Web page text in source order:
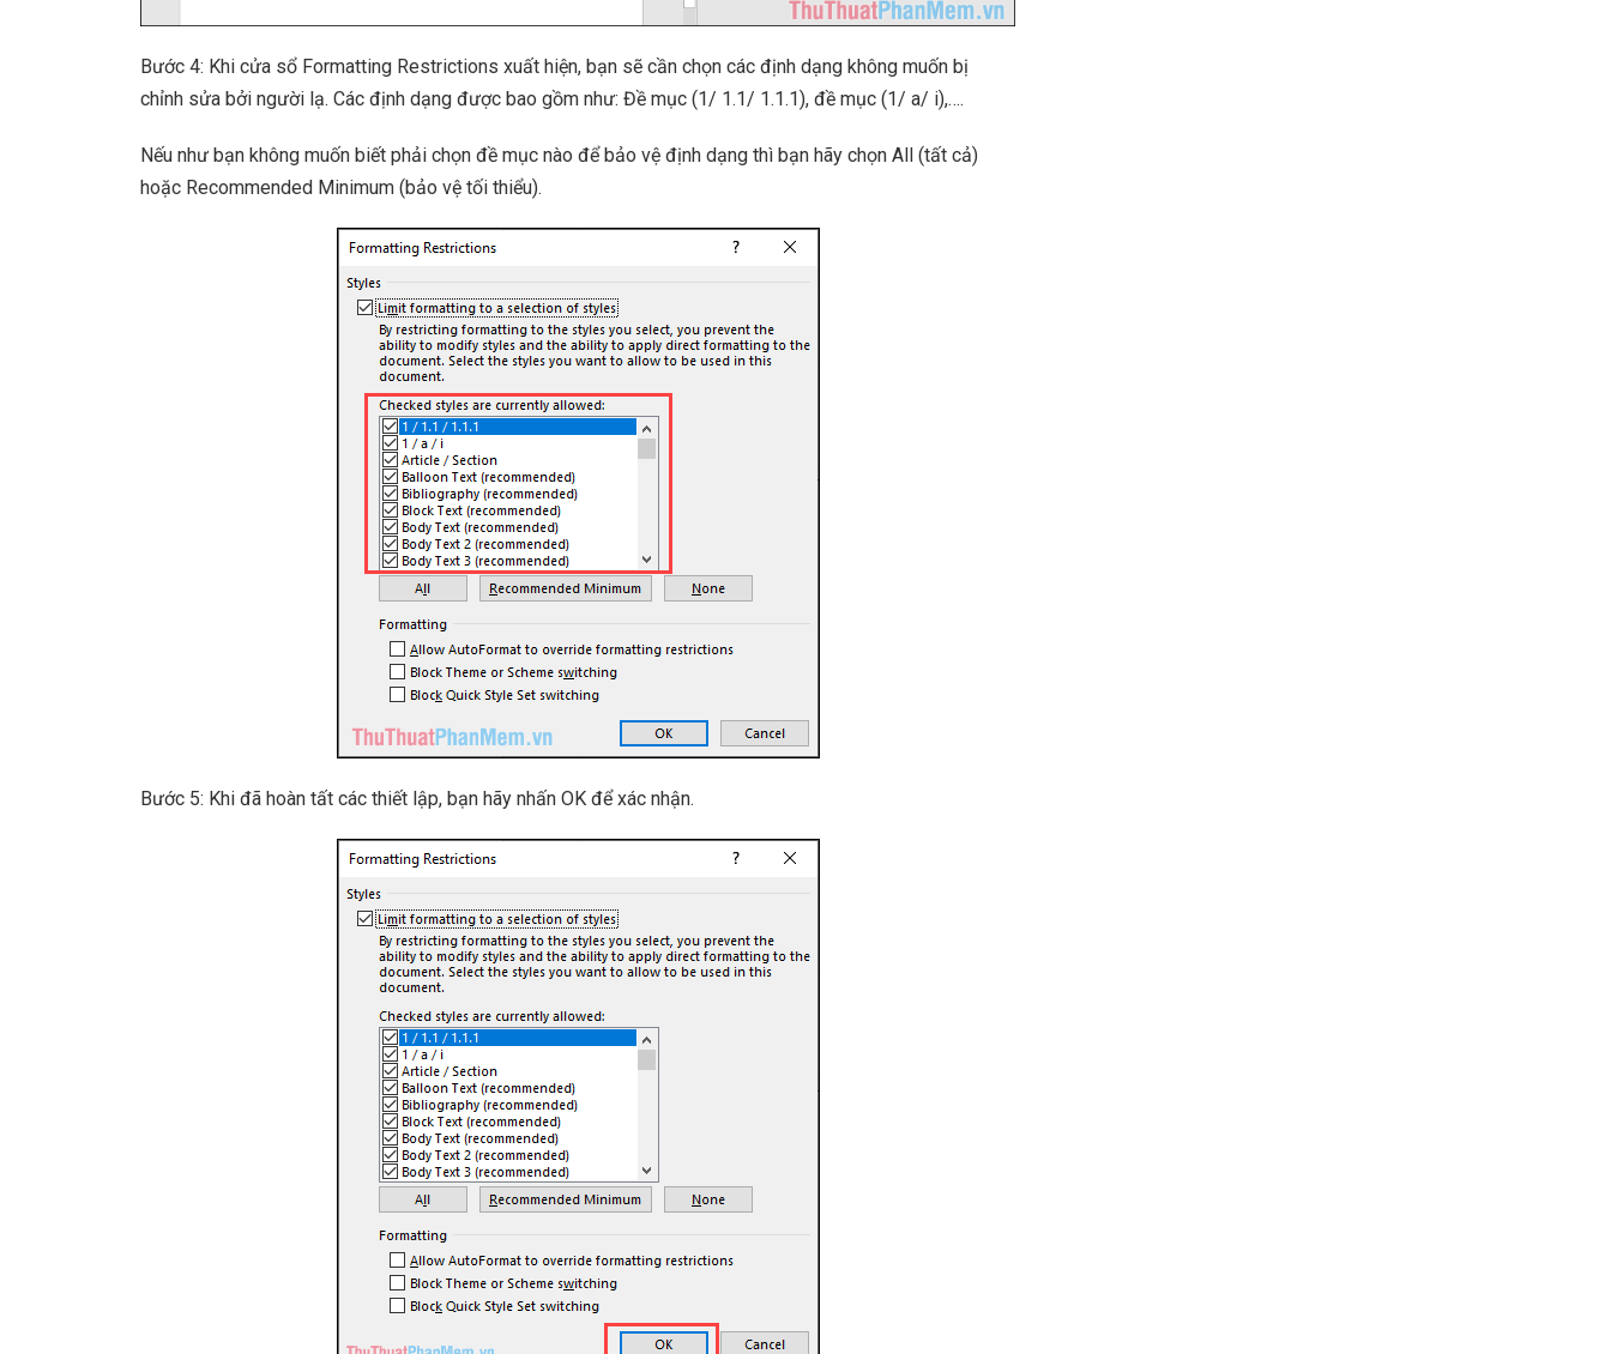
Bước 4: Khi cửa sổ Formatting Restrictions xuất hiện, bạn sẽ cần chọn các định dạng không muốn bị
chỉnh sửa bởi người lạ. Các định dạng được bao gồm như: Đề mục (1/ 1.1/ 1.1.1), đề mục (1/ a/ i),….
Nếu như bạn không muốn biết phải chọn đề mục nào để bảo vệ định dạng thì bạn hãy chọn All (tất cả)
hoặc Recommended Minimum (bảo vệ tối thiểu).
Bước 5: Khi đã hoàn tất các thiết lập, bạn hãy nhấn OK để xác nhận.